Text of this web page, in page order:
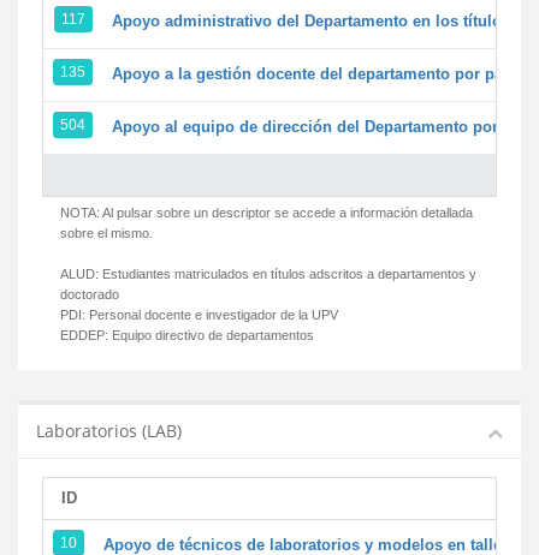
117 Apoyo administrativo del Departamento en los títulos de
135 Apoyo a la gestión docente del departamento por parte
504 Apoyo al equipo de dirección del Departamento por
NOTA: Al pulsar sobre un descriptor se accede a información detallada
sobre el mismo.
ALUD: Estudiantes matriculados en títulos adscritos a departamentos y
doctorado
PDI: Personal docente e investigador de la UPV
EDDEP: Equipo directivo de departamentos
Laboratorios (LAB)
ID
10 Apoyo de técnicos de laboratorios y modelos en